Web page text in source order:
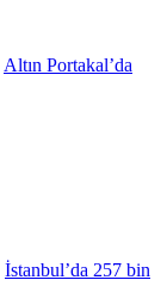
Altın Portakal’da
İstanbul’da 257 bin